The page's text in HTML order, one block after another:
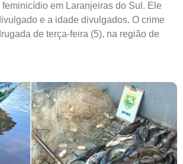
em Laranjeiras do Sul. Ele
e a idade divulgados. O crime
de terça-feira (5), na região de